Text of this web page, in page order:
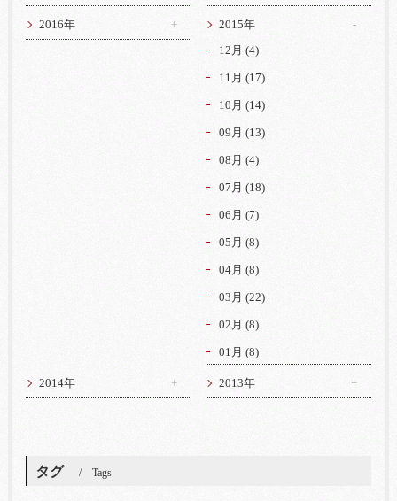
2016年 2015年
12月 (4)
11月 (17)
10月 (14)
09月 (13)
08月 (4)
07月 (18)
06月 (7)
05月 (8)
04月 (8)
03月 (22)
02月 (8)
01月 (8)
2014年 2013年
タグ Tags